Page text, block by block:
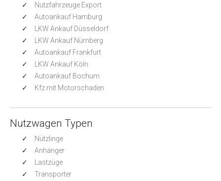
Nutzfahrzeuge Export
Autoankauf Hamburg
LKW Ankauf Düsseldorf
LKW Ankauf Nürnberg
Autoankauf Frankfurt
LKW Ankauf Köln
Autoankauf Bochum
Kfz mit Motorschaden
Nutzwagen Typen
Nützlinge
Anhänger
Lastzüge
Transporter